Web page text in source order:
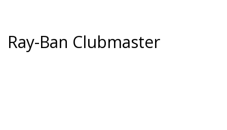
Ray-Ban Clubmaster